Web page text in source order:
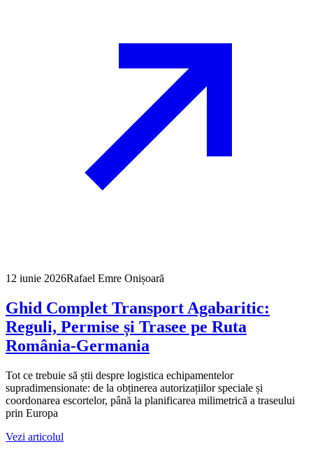
12 iunie 2026Rafael Emre Onișoară
Ghid Complet Transport Agabaritic:
Reguli, Permise și Trasee pe Ruta
România-Germania
Tot ce trebuie să știi despre logistica echipamentelor
supradimensionate: de la obținerea autorizațiilor speciale și
coordonarea escortelor, până la planificarea milimetrică a traseului
prin Europa
Vezi articolul